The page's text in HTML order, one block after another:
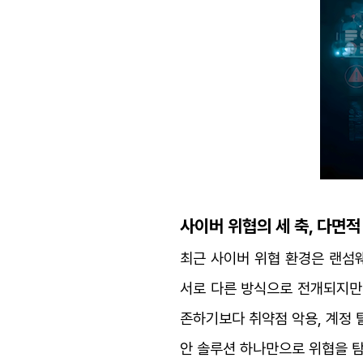
사이버 위협의 세 축, 다면
최근 사이버 위협 환경은 랜섬
서로 다른 방식으로 전개되지
존하기보다 취약점 악용, 계정
안 솔루션 하나만으로 위협을